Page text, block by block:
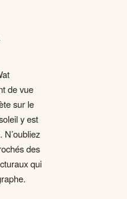
de vue
sur le
y est
des
qui